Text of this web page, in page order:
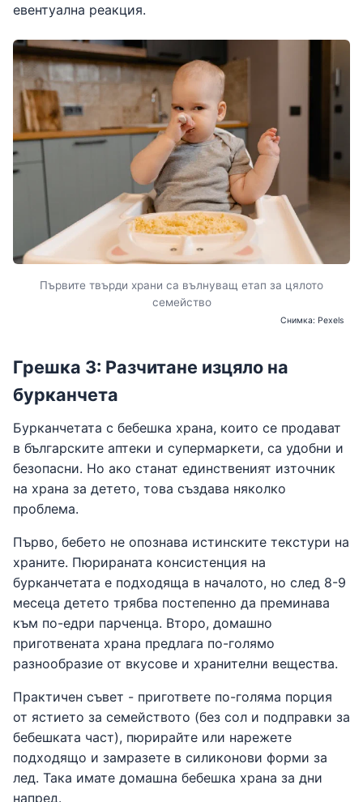
евентуална реакция.
Първите твърди храни са вълнуващ етап за цялото
семейство
Снимка: Pexels
Грешка 3: Разчитане изцяло на
бурканчета
Бурканчетата с бебешка храна, които се продават
в българските аптеки и супермаркети, са удобни и
безопасни. Но ако станат единственият източник
на храна за детето, това създава няколко
проблема.
Първо, бебето не опознава истинските текстури на
храните. Пюрираната консистенция на
бурканчетата е подходяща в началото, но след 8-9
месеца детето трябва постепенно да преминава
към по-едри парченца. Второ, домашно
приготвената храна предлага по-голямо
разнообразие от вкусове и хранителни вещества.
Практичен съвет - пригответе по-голяма порция
от ястието за семейството (без сол и подправки за
бебешката част), пюрирайте или нарежете
подходящо и замразете в силиконови форми за
лед. Така имате домашна бебешка храна за дни
напред.